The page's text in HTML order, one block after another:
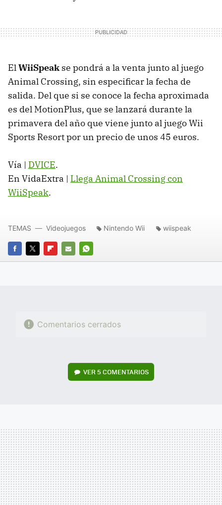
ElWiiSpeakse pondrá a la venta junto al juego
Animal Crossing, sin especificar la fecha de
salida. Del que si se conoce la fecha aproximada
es del MotionPlus, que se lanzará durante la
primavera del año que viene junto al juego Wii
Sports Resort por un precio de unos 45 euros.
Vía | DVICE.
En VidaExtra | Llega Animal Crossing con
WiiSpeak.
FACEBOOK
TWITTERFLIPBOARD
E-
WHATSAPP
TEMAS Videojuegos Nintendo Wii wiispeak
Comentarios cerrados
VER5 COMENTARIOS